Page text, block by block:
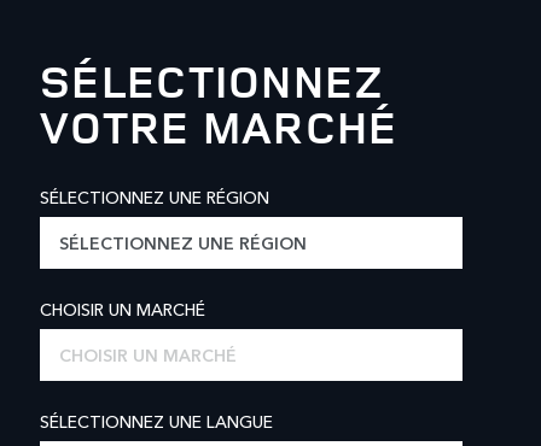
SÉLECTIONNEZ
VOTRE MARCHÉ
SÉLECTIONNEZ UNE RÉGION
SÉLECTIONNEZ UNE RÉGION
CHOISIR UN MARCHÉ
CHOISIR UN MARCHÉ
SÉLECTIONNEZ UNE LANGUE